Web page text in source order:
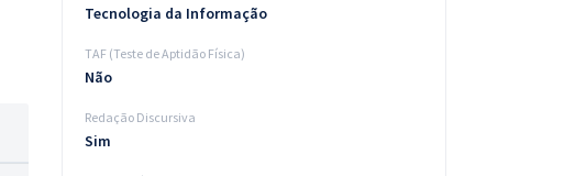
Tecnologia da Informação
TAF (Teste de Aptidão Física)
Não
Redação Discursiva
Sim